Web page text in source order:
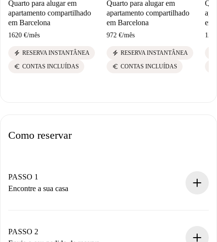
Quarto para alugar em
apartamento compartilhado
em Barcelona
1620 €/mês
electric_bolt RESERVA INSTANTÂNEA
euro CONTAS INCLUÍDAS
Quarto para alugar em
apartamento compartilhado
em Barcelona
972 €/mês
electric_bolt RESERVA INSTANTÂNEA
euro CONTAS INCLUÍDAS
em
Como reservar
PASSO 1
Encontre a sua casa
Você tem todas as informações necessárias
PASSO 2